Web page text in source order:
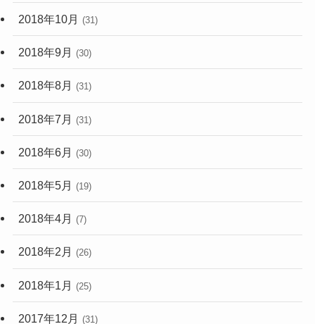
2018年10月 (31)
2018年9月 (30)
2018年8月 (31)
2018年7月 (31)
2018年6月 (30)
2018年5月 (19)
2018年4月 (7)
2018年2月 (26)
2018年1月 (25)
2017年12月 (31)